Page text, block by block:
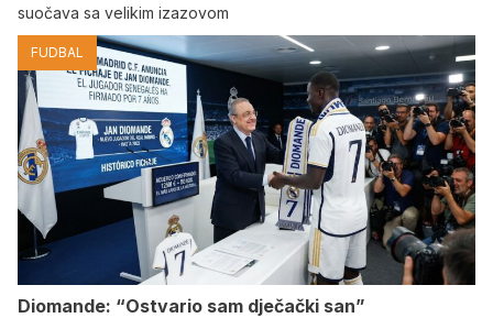
suočava sa velikim izazovom
FUDBAL
Diomande: “Ostvario sam dječački san”